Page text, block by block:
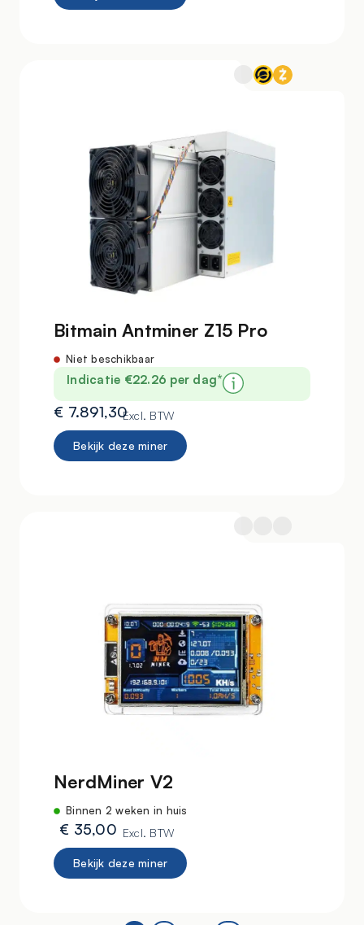
Bitmain Antminer Z15 Pro
Niet beschikbaar
Indicatie €22.26 per dag*
€ 7.891,30Excl. BTW
Bekijk deze miner
NerdMiner V2
Binnen 2 weken in huis
€ 35,00 Excl. BTW
Bekijk deze miner